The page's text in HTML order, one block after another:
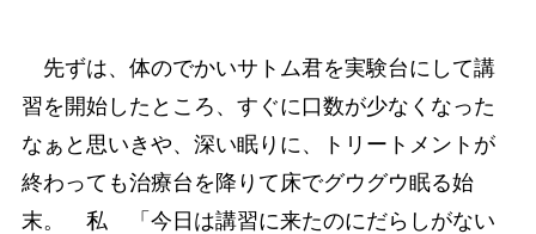
先ずは、体のでかいサトム君を実験台にして講
習を開始したところ、すぐに口数が少なくなった
なぁと思いきや、深い眠りに、トリートメントが
終わっても治療台を降りて床でグウグウ眠る始
末。 私 「今日は講習に来たのにだらしがない